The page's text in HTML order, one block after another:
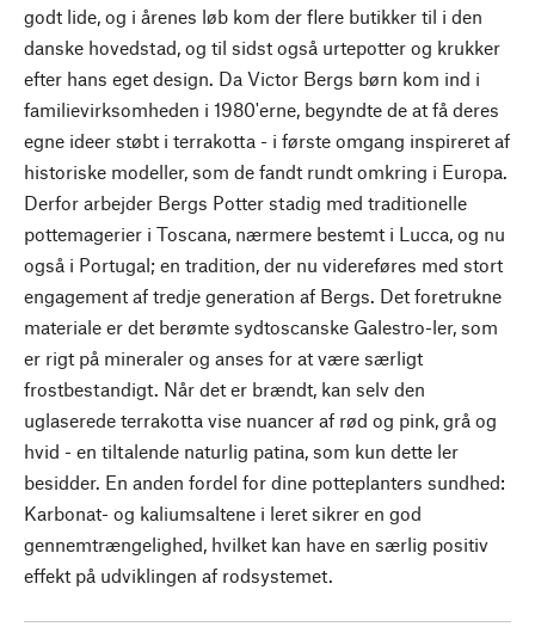
godt lide, og i årenes løb kom der flere butikker til i den
danske hovedstad, og til sidst også urtepotter og krukker
efter hans eget design. Da Victor Bergs børn kom ind i
familievirksomheden i 1980'erne, begyndte de at få deres
egne ideer støbt i terrakotta - i første omgang inspireret af
historiske modeller, som de fandt rundt omkring i Europa.
Derfor arbejder Bergs Potter stadig med traditionelle
pottemagerier i Toscana, nærmere bestemt i Lucca, og nu
også i Portugal; en tradition, der nu videreføres med stort
engagement af tredje generation af Bergs. Det foretrukne
materiale er det berømte sydtoscanske Galestro-ler, som
er rigt på mineraler og anses for at være særligt
frostbestandigt. Når det er brændt, kan selv den
uglaserede terrakotta vise nuancer af rød og pink, grå og
hvid - en tiltalende naturlig patina, som kun dette ler
besidder. En anden fordel for dine potteplanters sundhed:
Karbonat- og kaliumsaltene i leret sikrer en god
gennemtrængelighed, hvilket kan have en særlig positiv
effekt på udviklingen af rodsystemet.